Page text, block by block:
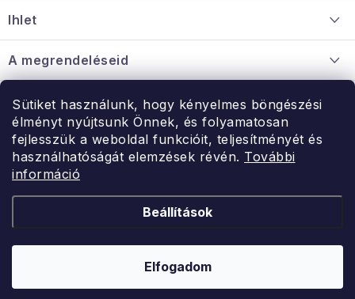
Sütiket használunk, hogy kényelmes böngészési
élményt nyújtsunk Önnek, és folyamatosan
fejlesszük a weboldal funkcióit, teljesítményét és
használhatóságát elemzések révén. További
információ
Beállítások
Elfogadom
é
c
Információ a mellékletről
Nagykereskedelmi együttműködés
Ihlet
A megrendeléseid
Érintkezés
Rendelésem
Érintkezés
Hé-Pé: 9:00-15:00
uzlet@modernvasarlas.hu
Kereskedelem feltételei
ModernVasarlas.hu. Minden jog fenntartva.